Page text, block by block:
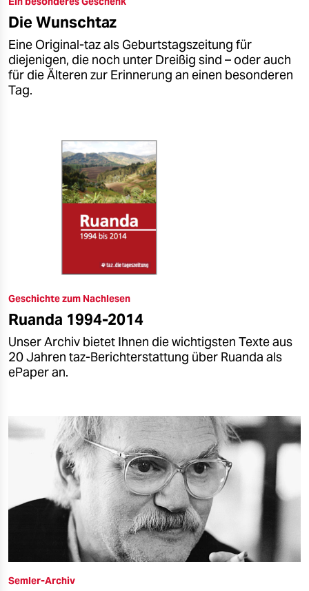
epaper login
Die Wunschtaz
Eine Original-taz als Geburtstagszeitung für
diejenigen, die noch unter Dreißig sind – oder auch
für die Älteren zur Erinnerung an einen besonderen
Tag.
Geschichte zum Nachlesen
Ruanda 1994-2014
Unser Archiv bietet Ihnen die wichtigsten Texte aus
20 Jahren taz-Berichterstattung über Ruanda als
ePaper an.
Semler-Archiv